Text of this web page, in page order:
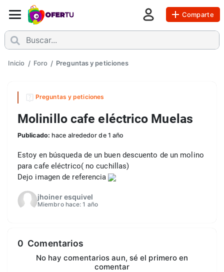
Comparte
Inicio / Foro / Preguntas y peticiones
Preguntas y peticiones
Molinillo cafe eléctrico Muelas
Publicado: hace alrededor de 1 año
Estoy en búsqueda de un buen descuento de un molino
para cafe eléctrico( no cuchillas)
Dejo imagen de referencia
jhoiner esquivel
Miembro hace:1 año
0 Comentarios
No hay comentarios aun, sé el primero en
comentar